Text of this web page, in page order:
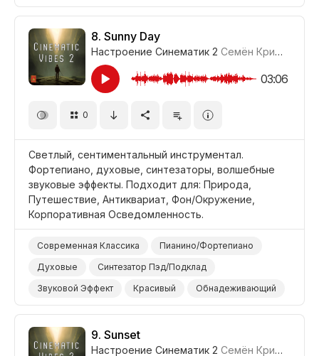
Зловещий/Угрожающий
Таинственный
Темный/Мрачный
Драма Расследование/Место Преступления
Драма Интрига
Драма Легкое Напряжение
Драма Напряжение/Саспенс
Фильм Триллер/Саспенс
8. Sunny Day
Настроение Синематик 2 Семён Кривенко-Адамов
03:06
0
Светлый, сентиментальный инструментал.
Фортепиано, духовые, синтезаторы, волшебные
звуковые эффекты. Подходит для: Природа,
Путешествие, Антиквариат, Фон/Окружение,
Корпоративная Осведомленность.
Современная Классика
Пианино/Фортепиано
Духовые
Синтезатор Пэд/Подклад
Звуковой Эффект
Красивый
Обнадеживающий
Нежный
Любовь Природа
Путешествие
Антиквариат
Фон/Окружение
Корпоративная Осведомленность
9. Sunset
Настроение Синематик 2 Семён Кривенко-Адамов